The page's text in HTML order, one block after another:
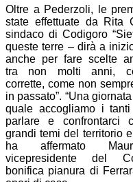
Oltre a Pederzoli, le
state effettuate da Rita
sindaco di Codigoro
queste terre – dirà a
anche per fare scelte
tra non molti anni,
corrette, come non
in passato”. “Una
quale accogliamo i
parlare e confrontarci
grandi temi del territorio
ha affermato
vicepresidente del
bonifica pianura di